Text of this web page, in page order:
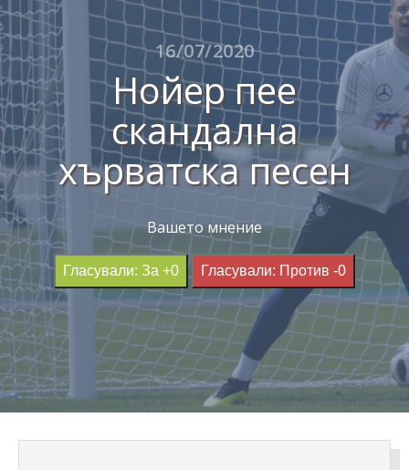
16/07/2020
Нойер пее
скандална
хърватска песен
Вашето мнение
Гласували: За +0 Гласували: Против -0